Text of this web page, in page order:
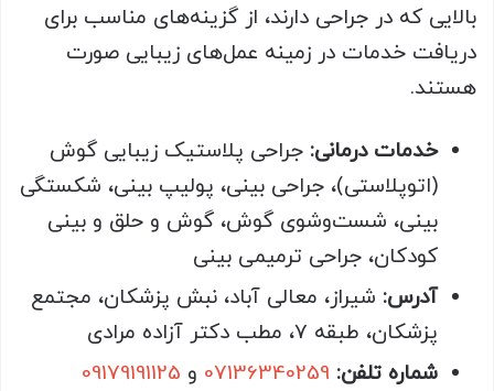
بالایی که در جراحی دارند، از گزینه‌های مناسب برای
دریافت خدمات در زمینه عمل‌های زیبایی صورت
هستند.
خدمات درمانی: جراحی پلاستیک زیبایی گوش
(اتوپلاستی)، جراحی بینی، پولیپ بینی، شکستگی
بینی، شست‌وشوی گوش، گوش و حلق و بینی
کودکان، جراحی ترمیمی بینی
آدرس: شیراز، معالی آباد، نبش پزشکان، مجتمع
پزشکان، طبقه 7، مطب دکتر آزاده مرادی
شماره تلفن: 07136340259 و